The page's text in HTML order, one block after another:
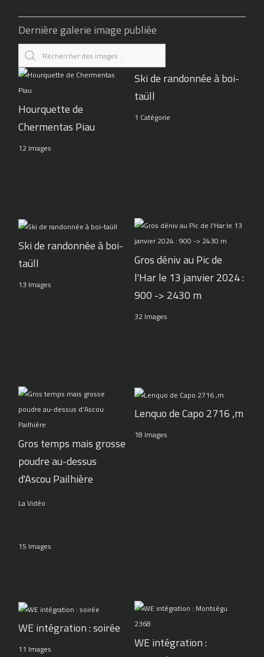
Dernière galerie image publiée
Hourquette de
Chermentas Piau
12 Images
Ski de randonnée à boi-
taüll
1 Catégorie
Ski de randonnée à boi-
taüll
13 Images
Gros déniv au Pic de
l'Har le 13 janvier 2024 :
900 -> 2430 m
32 Images
Gros temps mais grosse
poudre au-dessus
d'Ascou Pailhière
La Vidéo :
15 Images
Lenquo de Capo 2716 ,m
18 Images
WE intégration : soirée
11 Images
WE intégration :